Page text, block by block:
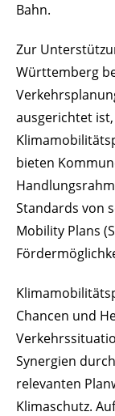
Bahn.
Zur
Württemberg
ausgerichtet
bieten
Standards von
Mobility Plans (
Chancen und
Synergien
relevanten
Klimaschutz.